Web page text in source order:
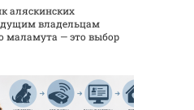
аляскинских
владельцам
маламута — это выбор